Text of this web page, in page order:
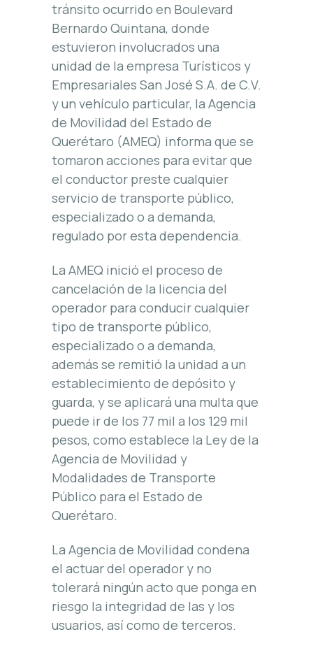
tránsito ocurrido en Boulevard
Bernardo Quintana, donde
estuvieron involucrados una
unidad de la empresa Turísticos y
Empresariales San José S.A. de C.V.
y un vehículo particular, la Agencia
de Movilidad del Estado de
Querétaro (AMEQ) informa que se
tomaron acciones para evitar que
el conductor preste cualquier
servicio de transporte público,
especializado o a demanda,
regulado por esta dependencia.
La AMEQ inició el proceso de
cancelación de la licencia del
operador para conducir cualquier
tipo de transporte público,
especializado o a demanda,
además se remitió la unidad a un
establecimiento de depósito y
guarda, y se aplicará una multa que
puede ir de los 77 mil a los 129 mil
pesos, como establece la Ley de la
Agencia de Movilidad y
Modalidades de Transporte
Público para el Estado de
Querétaro.
La Agencia de Movilidad condena
el actuar del operador y no
tolerará ningún acto que ponga en
riesgo la integridad de las y los
usuarios, así como de terceros.